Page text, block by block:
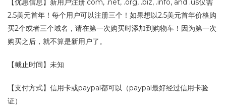
【优惠信息】新用户注册.com, .net, .org, .biz, .info, and .us仅需
2.5美元首年！每个用户可以注册三个！如果想以2.5美元首年价格购
买2个或者三个域名，请在第一次购买时添加到购物车！因为第一次
购买之后，就不算是新用户了。
【截止时间】未知
【支付方式】信用卡或paypal都可以（paypal最好经过信用卡验
证）